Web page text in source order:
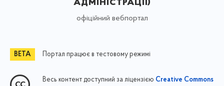
офіційний вебпортал
Портал працює в тестовому режимі
Весь контент доступний за ліцензією Creative Commons